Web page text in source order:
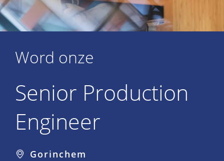
Senior Production
Engineer
Word onze
Gorinchem